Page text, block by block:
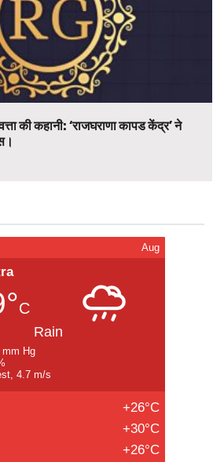
की कहानी: ‘राजघराणा कापड केंद्र’ ने
Aug
C
Rain
Hg
4.7 m/s
+26°C
+30°C
+26°C